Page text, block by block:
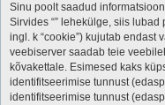
Sinu poolt saadud
Sirvides “” lehekülge, siis
ingl. k “cookie”) kujutab endast
veebiserver saadab teie
kõvakettale. Esimesed kaks
identifitseerimise tunnust
identifitseerimise tunnust